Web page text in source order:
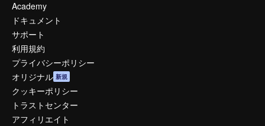
Academy
ドキュメント
サポート
利用規約
プライバシーポリシー
オリジナル 新規
クッキーポリシー
トラストセンター
アフィリエイト